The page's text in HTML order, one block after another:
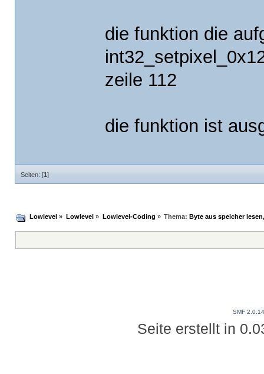
die funktion die
zeile 112
die funktion ist
Seiten: [1]
Lowlevel » Lowlevel » Lowlevel-Coding » Thema: Byte aus speicher
SMF 2.0.14
Seite erstellt in